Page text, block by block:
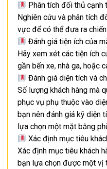
Phân tích đối thủ cạnh
Nghiên cứu và phân tích
vực để có thể đưa ra
Đánh giá tiện ích của
Hãy xem xét các tiện ích
gần bến xe, nhà ga, hoặc
Đánh giá diện tích và
Số lượng khách hàng mà
phục vụ phụ thuộc vào
bạn nên đánh giá kỹ diện
lựa chọn một mặt bằng
Xác định mục tiêu
Xác định mục tiêu khách
bạn lựa chọn được một vị